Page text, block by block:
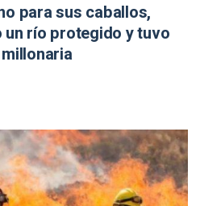
para sus caballos,
río protegido y tuvo